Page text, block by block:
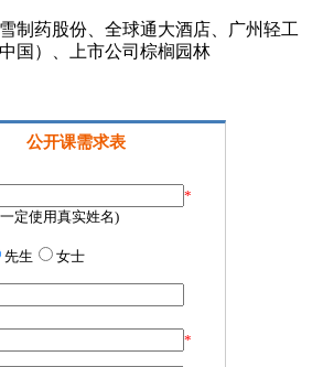
制药股份、全球通大酒店、广州轻工
国）、上市公司棕榈园林
公开课需求表
*
定使用真实姓名)
先生
女士
*